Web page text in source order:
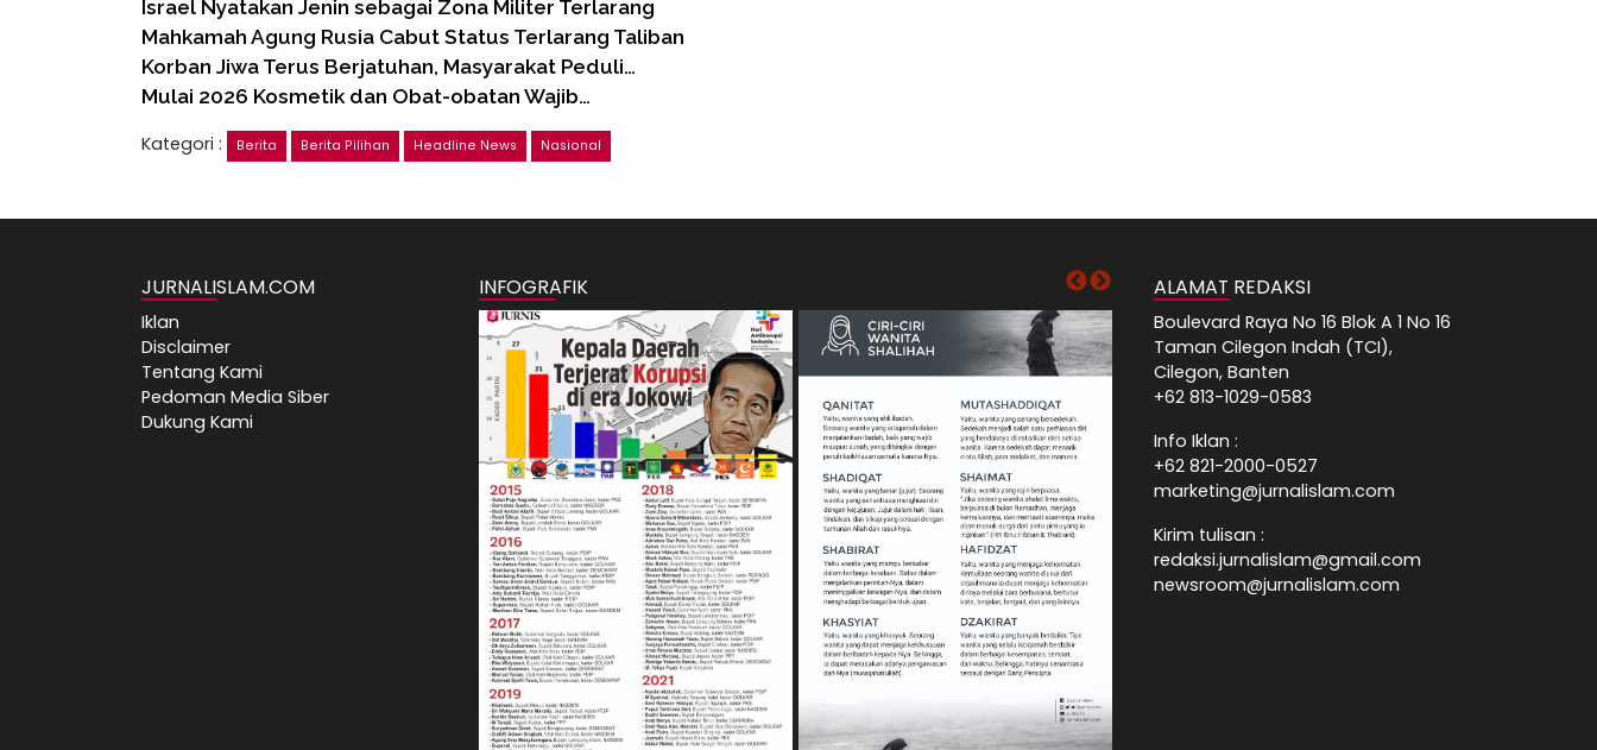
Israel Nyatakan Jenin sebagai Zona Militer Terlarang
Mahkamah Agung Rusia Cabut Status Terlarang Taliban
Korban Jiwa Terus Berjatuhan, Masyarakat Peduli…
Mulai 2026 Kosmetik dan Obat-obatan Wajib…
Kategori :
Berita Berita Pilihan Headline News Nasional
JURNALISLAM.COM
Iklan
Disclaimer
Tentang Kami
Pedoman Media Siber
Dukung Kami
INFOGRAFIK ALAMAT REDAKSI
Boulevard Raya No 16 Blok A 1 No 16
Taman Cilegon Indah (TCI),
Cilegon, Banten
+62 813-1029-0583
Info Iklan :
+62 821-2000-0527
marketing@jurnalislam.com
Kirim tulisan :
redaksi.jurnalislam@gmail.com
newsroom@jurnalislam.com